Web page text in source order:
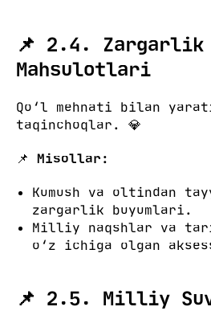
📌 2.4. Zargarlik
Mahsulotlari
Qo‘l mehnati bilan
taqinchoqlar. 💎
📌 Misollar:
Kumush va oltindan
zargarlik buyumlari.
Milliy naqshlar va
o‘z ichiga olgan
📌 2.5. Milliy